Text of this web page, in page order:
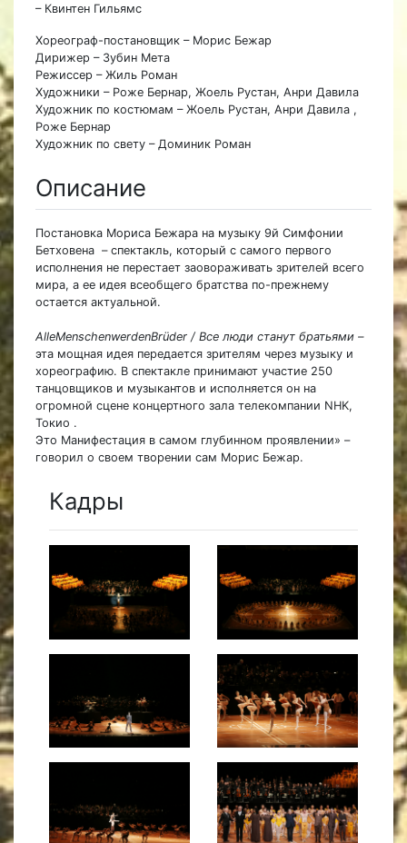
– Квинтен Гильямс
Хореограф-постановщик – Морис Бежар
Дирижер – Зубин Мета
Режиссер – Жиль Роман
Художники – Роже Бернар, Жоель Рустан, Анри Давила
Художник по костюмам – Жоель Рустан, Анри Давила ,
Роже Бернар
Художник по свету – Доминик Роман
Описание
Постановка Мориса Бежара на музыку 9й Симфонии
Бетховена – спектакль, который с самого первого
исполнения не перестает заовораживать зрителей всего
мира, а ее идея всеобщего братства по-прежнему
остается актуальной.
AlleMenschenwerdenBrüder / Все люди станут братьями –
эта мощная идея передается зрителям через музыку и
хореографию. В спектакле принимают участие 250
танцовщиков и музыкантов и исполняется он на
огромной сцене концертного зала телекомпании NHK,
Токио .
Это Манифестация в самом глубинном проявлении» –
говорил о своем творении сам Морис Бежар.
Кадры